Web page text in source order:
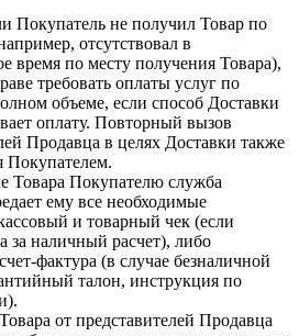
Покупатель не получил Товар по
отсутствовал в
время по месту получения Товара),
требовать оплаты услуг по
объеме, если способ Доставки
оплату. Повторный вызов
Продавца в целях Доставки также
Покупателем.
Товара Покупателю служба
ему все необходимые
и товарный чек (если
за наличный расчет), либо
фактура (в случае безналичной
талон, инструкция по
от представителей Продавца